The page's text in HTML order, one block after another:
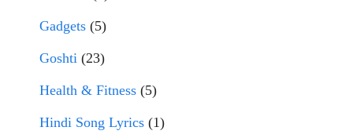
Gadgets (5)
Goshti (23)
Health & Fitness (5)
Hindi Song Lyrics (1)